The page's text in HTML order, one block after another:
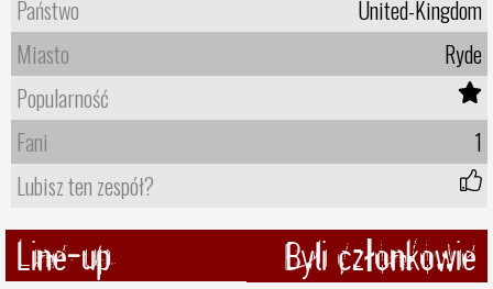
Państwo
United-Kingdom
Miasto
Ryde
Popularność
Fani
1
Lubisz ten zespół?
Line-up Byli członkowie